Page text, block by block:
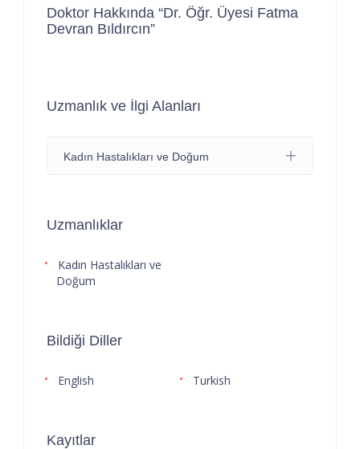
Doktor Hakkında “Dr. Öğr. Üyesi Fatma
Devran Bıldırcın”
Uzmanlık ve İlgi Alanları
Kadın Hastalıkları ve Doğum
Uzmanlıklar
Kadın Hastalıkları ve
Doğum
Bildiği Diller
English Turkish
Kayıtlar